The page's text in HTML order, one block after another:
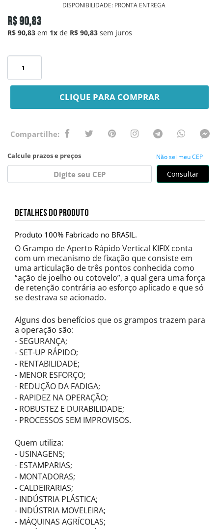
INFORMAÇÕES
DISPONIBILIDADE:PRONTA ENTREGA
R$ 90,83
R$ 90,83 em 1x de R$ 90,83 sem juros
CLIQUE PARA COMPRAR
Não sei meu CEP
Consultar
DETALHES DO PRODUTO
Produto 100% Fabricado no BRASIL.
O Grampo de Aperto Rápido Vertical KIFIX conta
com um mecanismo de fixação que consiste em
uma articulação de três pontos conhecida como
“ação de joelho ou cotovelo”, a qual gera uma força
de retenção contrária ao esforço aplicado e que só
se destrava se acionado.
Alguns dos benefícios que os grampos trazem para
a operação são:
- SEGURANÇA;
- SET-UP RÁPIDO;
- RENTABILIDADE;
- MENOR ESFORÇO;
- REDUÇÃO DA FADIGA;
- RAPIDEZ NA OPERAÇÃO;
- ROBUSTEZ E DURABILIDADE;
- PROCESSOS SEM IMPROVISOS.
Quem utiliza:
- USINAGENS;
- ESTAMPARIAS;
- MONTADORAS;
- CALDEIRARIAS;
- INDÚSTRIA PLÁSTICA;
- INDÚSTRIA MOVELEIRA;
- MÁQUINAS AGRÍCOLAS;